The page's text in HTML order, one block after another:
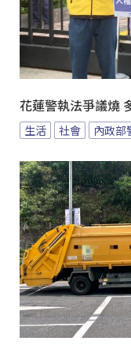
花蓮警執法爭議燒
生活 社會 內政部